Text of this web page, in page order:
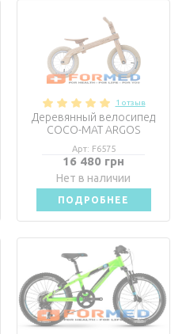
1 отзыв
Деревянный велосипед
COCO-MAT ARGOS
Арт: F6575
16 480 грн
Нет в наличии
ПОДРОБНЕЕ